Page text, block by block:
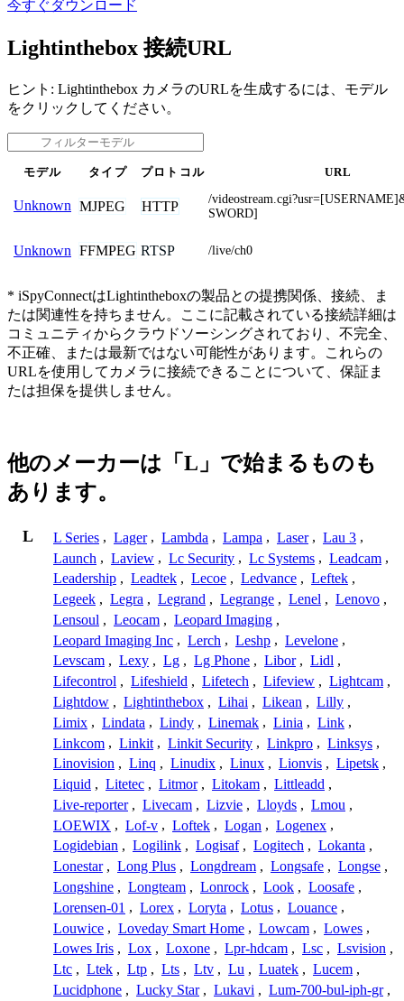
今すぐダウンロード
Lightinthebox 接続URL
ヒント: Lightinthebox カメラのURLを生成するには、モデル
をクリックしてください。
モデル タイプ プロトコル URL
Unknown MJPEG HTTP
/
SWORD]
Unknown FFMPEG RTSP /live/ch0
* iSpyConnectはLightintheboxの製品との提携関係、接続、ま
たは関連性を持ちません。ここに記載されている接続詳細は
コミュニティからクラウドソーシングされており、不完全、
不正確、または最新ではない可能性があります。これらの
URLを使用してカメラに接続できることについて、保証ま
たは担保を提供しません。
他のメーカーは「L」で始まるものも
あります。
L L Series , Lager , Lambda , Lampa , Laser , Lau 3 ,
Launch , Laview , Lc Security , Lc Systems , Leadcam ,
Leadership , Leadtek , Lecoe , Ledvance , Leftek ,
Legeek , Legra , Legrand , Legrange , Lenel , Lenovo ,
Lensoul , Leocam , Leopard Imaging ,
Leopard Imaging Inc , Lerch , Leshp , Levelone ,
Levscam , Lexy , Lg , Lg Phone , Libor , Lidl ,
Lifecontrol , Lifeshield , Lifetech , Lifeview , Lightcam ,
Lightdow , Lightinthebox , Lihai , Likean , Lilly ,
Limix , Lindata , Lindy , Linemak , Linia , Link ,
Linkcom , Linkit , Linkit Security , Linkpro , Linksys ,
Linovision , Linq , Linudix , Linux , Lionvis , Lipetsk ,
Liquid , Litetec , Litmor , Litokam , Littleadd ,
Live-reporter , Livecam , Lizvie , Lloyds , Lmou ,
LOEWIX , Lof-v , Loftek , Logan , Logenex ,
Logidebian , Logilink , Logisaf , Logitech , Lokanta ,
Lonestar , Long Plus , Longdream , Longsafe , Longse ,
Longshine , Longteam , Lonrock , Look , Loosafe ,
Lorensen-01 , Lorex , Loryta , Lotus , Louance ,
Louwice , Loveday Smart Home , Lowcam , Lowes ,
Lowes Iris , Lox , Loxone , Lpr-hdcam , Lsc , Lsvision ,
Ltc , Ltek , Ltp , Lts , Ltv , Lu , Luatek , Lucem ,
Lucidphone , Lucky Star , Lukavi , Lum-700-bul-iph-gr ,